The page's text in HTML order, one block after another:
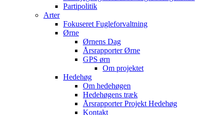
Partipolitik
Arter
Fokuseret Fugleforvaltning
Ørne
Ørnens Dag
Årsrapporter Ørne
GPS ørn
Om projektet
Hedehøg
Om hedehøgen
Hedehøgens træk
Årsrapporter Projekt Hedehøg
Kontakt